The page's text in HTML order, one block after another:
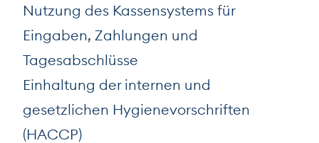
Nutzung des Kassensystems für
Eingaben, Zahlungen und
Tagesabschlüsse
Einhaltung der internen und
gesetzlichen Hygienevorschriften
(HACCP)